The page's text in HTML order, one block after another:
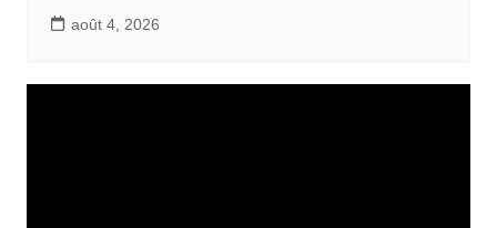
août 4, 2026